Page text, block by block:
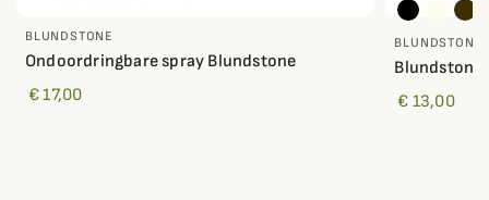
BLUNDSTONE
Ondoordringbare spray Blundstone
€ 17,00
BLUNDSTONE
Blundstone
€ 13,00